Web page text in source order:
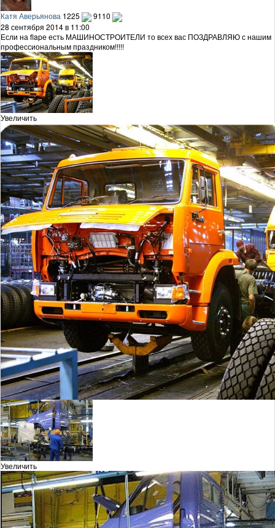
Катя Аверьянова 1225
9110
28 сентября 2014 в 11:00
Если на flapе есть МАШИНОСТРОИТЕЛИ то всех вас ПОЗДРАВЛЯЮ с нашим
профессиональным праздником!!!!!
Увеличить
Увеличить